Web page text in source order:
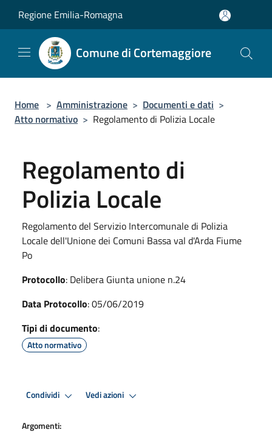
Regione Emilia-Romagna
Comune di Cortemaggiore
Home > Amministrazione > Documenti e dati >
Atto normativo > Regolamento di Polizia Locale
Regolamento di
Polizia Locale
Regolamento del Servizio Intercomunale di Polizia
Locale dell'Unione dei Comuni Bassa val d'Arda Fiume
Po
Protocollo: Delibera Giunta unione n.24
Data Protocollo: 05/06/2019
Tipi di documento:
Atto normativo
Condividi Vedi azioni
Argomenti: